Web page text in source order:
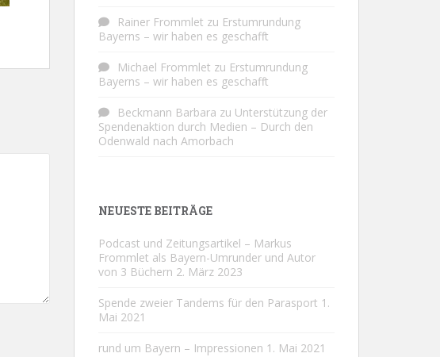
Rainer Frommlet zu Erstumrundung
Bayerns – wir haben es geschafft
Michael Frommlet zu Erstumrundung
Bayerns – wir haben es geschafft
Beckmann Barbara zu Unterstützung der
Spendenaktion durch Medien – Durch den
Odenwald nach Amorbach
NEUESTE BEITRÄGE
Podcast und Zeitungsartikel – Markus
Frommlet als Bayern-Umrunder und Autor
von 3 Büchern 2. März 2023
Spende zweier Tandems für den Parasport 1.
Mai 2021
rund um Bayern – Impressionen 1. Mai 2021